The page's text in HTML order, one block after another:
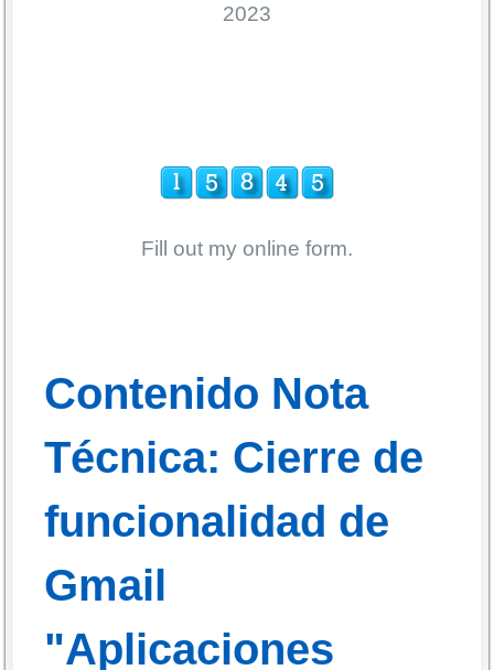
2023
Fill out my online form.
Contenido Nota
Técnica: Cierre de
funcionalidad de
Gmail
"Aplicaciones